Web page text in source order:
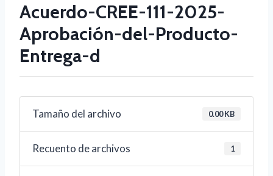
Acuerdo-CREE-111-2025-
Aprobación-del-Producto-
Entrega-d
Tamaño del archivo 0.00 KB
Recuento de archivos 1